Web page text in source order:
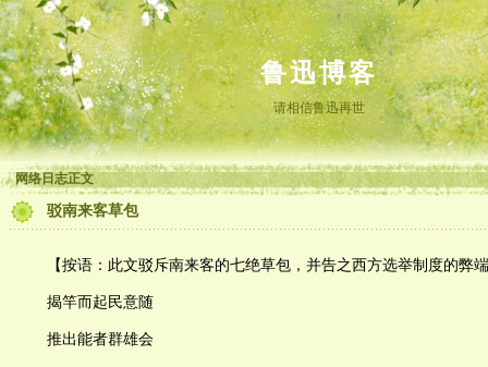
鲁迅博客
请相信鲁迅再世
网络日志正文
驳南来客草包
【按语：此文驳斥南来客的七绝草包，并告之西方选举制度的弊
揭竿而起民意随
推出能者群雄会